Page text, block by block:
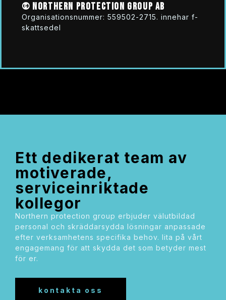
© northern protection group ab
organisationsnummer: 559502-2715. innehar f-
skattsedel
ett dedikerat team av
motiverade,
serviceinriktade
kollegor
northern protection group erbjuder välutbildad
personal och skräddarsydda lösningar anpassade
efter verksamhetens specifika behov. lita på vårt
engagemang för att skydda det som betyder mest
för er.
kontakta oss